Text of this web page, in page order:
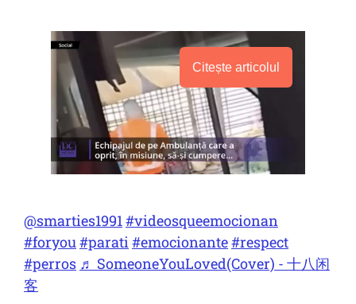
Citește articolul
@smarties1991#videosqueemocionan
#foryou#parati#emocionante#respect
#perros ♬ SomeoneYouLoved(Cover) - 十八闲
客